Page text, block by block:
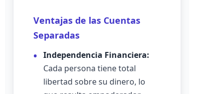
Ventajas de las Cuentas
Separadas
Independencia Financiera:
Cada persona tiene total
libertad sobre su dinero, lo